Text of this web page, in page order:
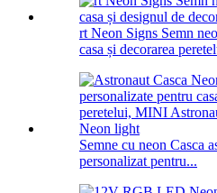
rt Neon Signs Semn
casa și decorarea
Semne cu neon Casca
personalizat pentru...